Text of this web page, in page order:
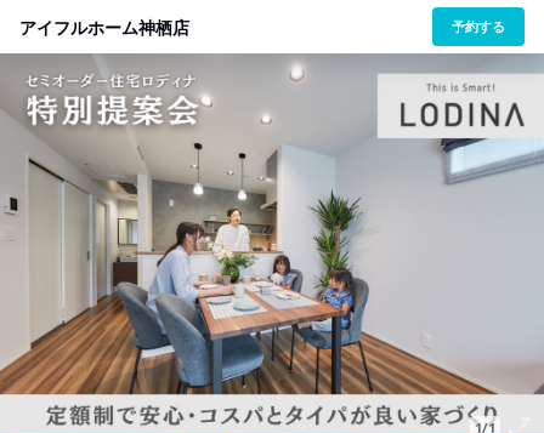
アイフルホーム神栖店 予約する
1/1